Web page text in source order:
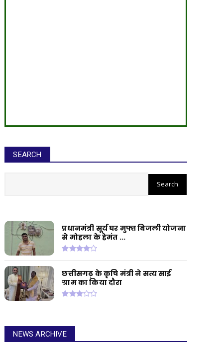
SEARCH
सीईओ ने घोटाले कर बनाई करोड़ों की
प्रधानमंत्री सूर्य घर मुफ्त बिजली योजना
से मोहला के हेमंत ...
छत्तीसगढ़ के कृषि मंत्री ने सत्य साई
ग्राम का किया दौरा
NEWS ARCHIVE